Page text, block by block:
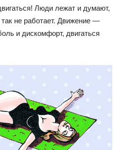
Люди лежат и думают,
не работает. Движение —
и дискомфорт, двигаться